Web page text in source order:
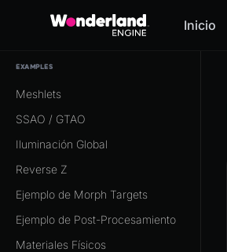
Inicio
EXAMPLES
Meshlets
SSAO / GTAO
Iluminación Global
Reverse Z
Ejemplo de Morph Targets
Ejemplo de Post-Procesamiento
Materiales Físicos